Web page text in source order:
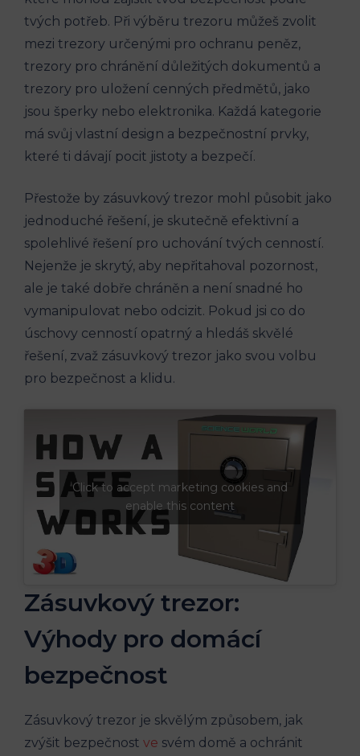
tvých potřeb. Při výběru trezoru můžeš zvolit
mezi trezory určenými pro ochranu peněz,
trezory pro chránění důležitých dokumentů a
trezory pro uložení cenných předmětů, jako
jsou šperky nebo elektronika. Každá kategorie
má svůj vlastní design a bezpečnostní prvky,
které ti dávají pocit jistoty a bezpečí.
Přestože by zásuvkový trezor mohl působit jako
jednoduché řešení, je skutečně efektivní a
spolehlivé řešení pro uchování tvých cenností.
Nejenže je skrytý, aby nepřitahoval pozornost,
ale je také dobře chráněn a není snadné ho
vymanipulovat nebo odcizit. Pokud jsi co do
úschovy cenností opatrný a hledáš skvělé
řešení, zvaž zásuvkový trezor jako svou volbu
pro bezpečnost a klidu.
Click to accept marketing cookies and
enable this content
Zásuvkový trezor:
Výhody pro domácí
bezpečnost
Zásuvkový trezor je skvělým způsobem, jak
zvýšit bezpečnost ve svém domě a ochránit